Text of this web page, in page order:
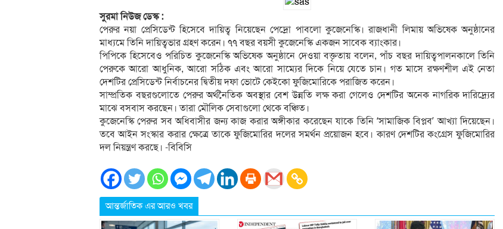
সুরমা নিউজ ডেস্ক :
পেরুর নয়া প্রেসিডেন্ট হিসেবে দায়িত্ব নিয়েছেন পেদ্রো পাবলো কুজেনেস্কি। রাজধানী লিমায় অভিষেক অনুষ্ঠানের
মাধ্যমে তিনি দায়িত্বভার গ্রহণ করেন। ৭৭ বছর বয়সী কুজেনেস্কি একজন সাবেক ব্যাংকার।
পিপিকে হিসেবেও পরিচিত কুজেনেস্কি অভিষেক অনুষ্ঠানে দেওয়া বক্তৃতায় বলেন, পাঁচ বছর দায়িত্বপালনকালে তিনি
পেরুকে আরো আধুনিক, আরো সঠিক এবং আরো সাম্যের দিকে নিয়ে যেতে চান। গত মাসে রক্ষণশীল এই নেতা
দেশটির প্রেসিডেন্ট নির্বাচনের দ্বিতীয় দফা ভোটে কেইকো ফুজিমোরিকে পরাজিত করেন।
সাম্প্রতিক বছরগুলোতে পেরুর অর্থনৈতিক অবস্থার বেশ উন্নতি লক্ষ করা গেলেও দেশটির অনেক নাগরিক দারিদ্র্যের
মাঝে বসবাস করছেন। তারা মৌলিক সেবাগুলো থেকে বঞ্চিত।
কুজেনেস্কি পেরুর সব অধিবাসীর জন্য কাজ করার অঙ্গীকার করেছেন যাকে তিনি ‘সামাজিক বিপ্লব’ আখ্যা দিয়েছেন।
তবে আইন সংস্কার করার ক্ষেত্রে তাকে ফুজিমোরির দলের সমর্থন প্রয়োজন হবে। কারণ দেশটির কংগ্রেস ফুজিমোরির
দল নিয়ন্ত্রণ করছে। -বিবিসি
আন্তর্জাতিক এর আরও খবর